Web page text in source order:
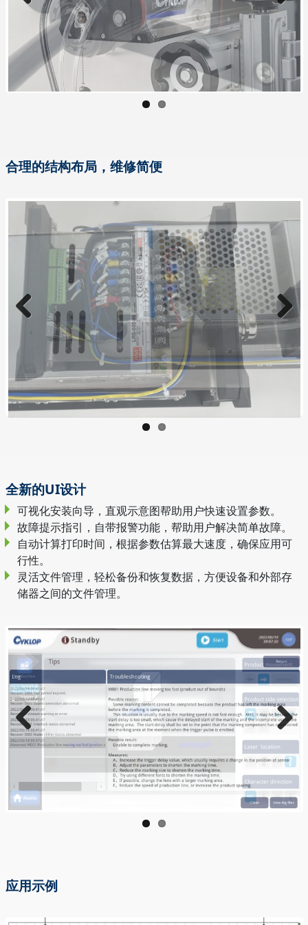
Previous Next
合理的结构布局，维修简便
Previous Next
故障提示指引，自带报警功能，帮助用户解决简单故障。
自动计算打印时间，根据参数估算最大速度，确保应用可
行性。
灵活文件管理，轻松备份和恢复数据，方便设备和外部存
储器之间的文件管理。
Previous Next